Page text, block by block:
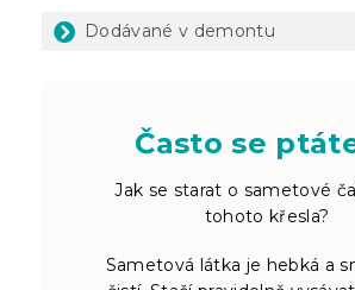
Dodávané v demontu
Často se
Jak se starat o sametové
tohoto křesla?
Sametová látka je hebká a